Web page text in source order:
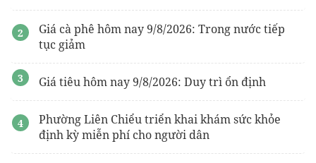
Giá cà phê hôm nay 9/8/2026: Trong nước tiếp
tục giảm
Giá tiêu hôm nay 9/8/2026: Duy trì ổn định
Phường Liên Chiểu triển khai khám sức khỏe
định kỳ miễn phí cho người dân